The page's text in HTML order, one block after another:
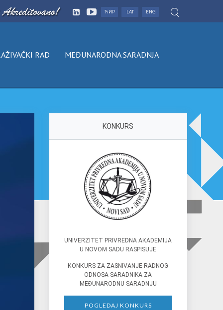
ЋИР LAT ENG
RAD MEĐUNARODNA SARADNJA
KONKURS
UNIVERZITET PRIVREDNA AКADEMIJA
U NOVOM SADU RASPISUJE
КONКURS ZA ZASNIVANJE RADNOG
ODNOSA SARADNIKA ZA
MEĐUNARODNU SARADNJU
POGLEDAJ KONKURS